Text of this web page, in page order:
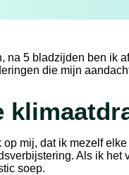
na 5 bladzijden ben ik
die mijn
mij, dat ik mezelf
Als ik
soep.